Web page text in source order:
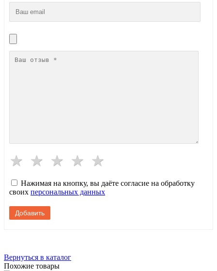
Нажимая на кнопку, вы даёте согласие на обработку
своих персональных данных
Вернуться в каталог
Похожие товары